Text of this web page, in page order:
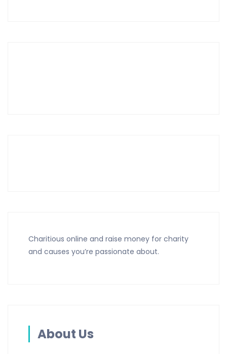
Charitious online and raise money for charity
and causes you’re passionate about.
About Us